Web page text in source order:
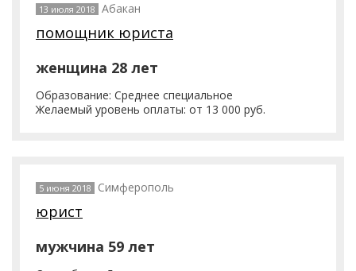
13 июля 2018 Абакан
помощник юриста
женщина 28 лет
Образование: Среднее специальное
Желаемый уровень оплаты: от 13 000 руб.
5 июня 2018 Симферополь
юрист
мужчина 59 лет